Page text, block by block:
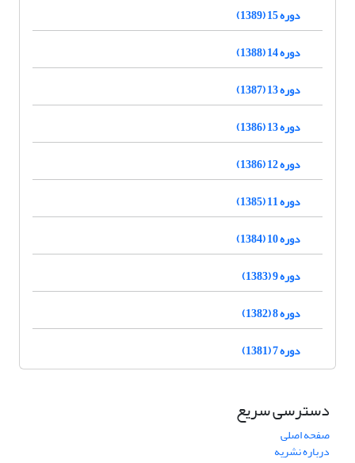
دوره 15 (1389)
دوره 14 (1388)
دوره 13 (1387)
دوره 13 (1386)
دوره 12 (1386)
دوره 11 (1385)
دوره 10 (1384)
دوره 9 (1383)
دوره 8 (1382)
دوره 7 (1381)
دسترسی سریع
صفحه اصلی
درباره نشریه